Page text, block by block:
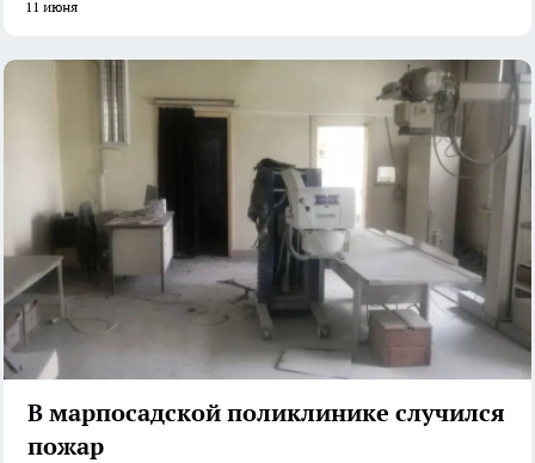
11 июня
В марпосадской поликлинике случился
пожар